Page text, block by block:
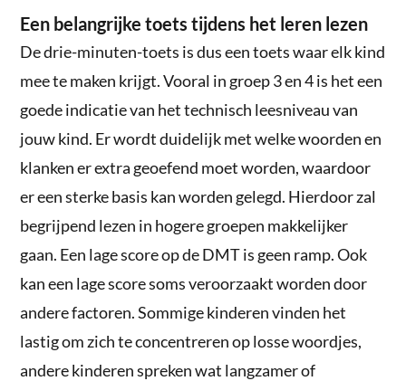
Een belangrijke toets tijdens het leren lezen
De drie-minuten-toets is dus een toets waar elk kind
mee te maken krijgt. Vooral in groep 3 en 4 is het een
goede indicatie van het technisch leesniveau van
jouw kind. Er wordt duidelijk met welke woorden en
klanken er extra geoefend moet worden, waardoor
er een sterke basis kan worden gelegd. Hierdoor zal
begrijpend lezen in hogere groepen makkelijker
gaan. Een lage score op de DMT is geen ramp. Ook
kan een lage score soms veroorzaakt worden door
andere factoren. Sommige kinderen vinden het
lastig om zich te concentreren op losse woordjes,
andere kinderen spreken wat langzamer of